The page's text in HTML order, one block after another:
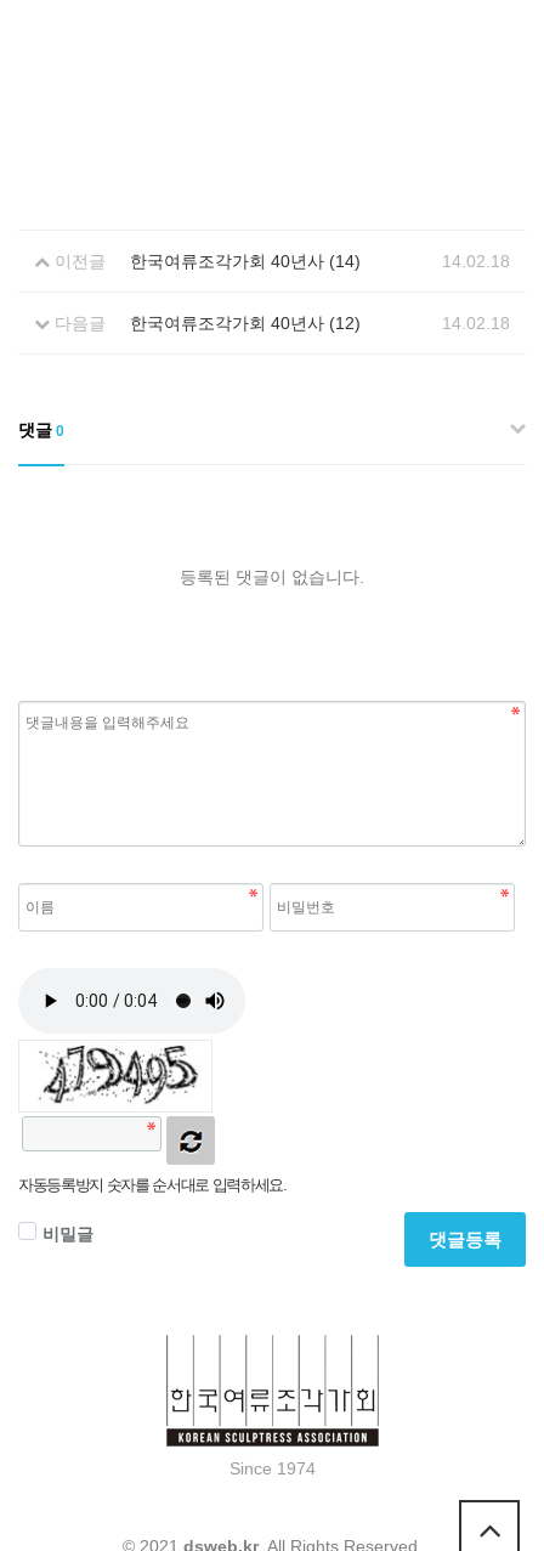
이전글 한국여류조각가회 40년사 (14) 14.02.18
다음글 한국여류조각가회 40년사 (12) 14.02.18
댓글 0
등록된 댓글이 없습니다.
자동등록방지 숫자를 순서대로 입력하세요.
비밀글 댓글등록
Since 1974
© 2021 dsweb.kr. All Rights Reserved.